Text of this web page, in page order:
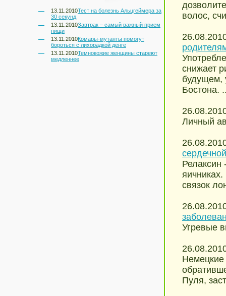
13.11.2010Тест на болезнь Альцгеймера за
30 секунд
13.11.2010Завтрак – самый важный прием
пищи
13.11.2010Комары-мутанты помогут
бороться с лихорадкой денге
13.11.2010Темнокожие женщины стареют
медленнее
волос,
снижает
будущем,
Бостона.
Личный
Релаксин
связок
Угревые
Немецкие
Пуля,